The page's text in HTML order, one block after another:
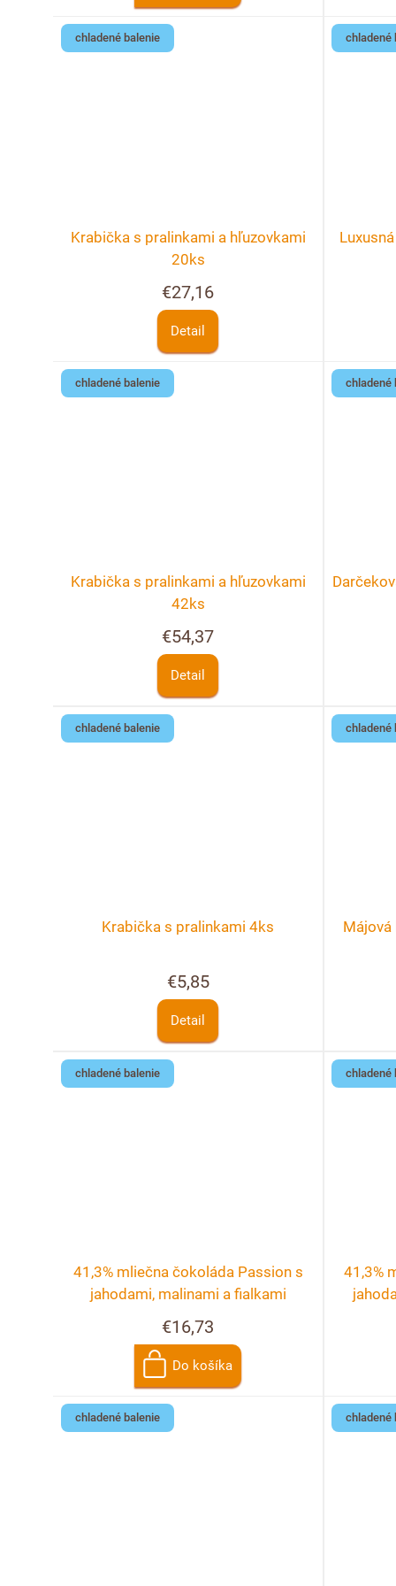
chladené balenie
Krabička s pralinkami a hľuzovkami
20ks
€27,16
Detail
chladené
chladené balenie
Krabička s pralinkami a hľuzovkami
42ks
€54,37
Detail
chladené
chladené balenie
Krabička s pralinkami 4ks
€5,85
Detail
chladené
chladené balenie
41,3% mliečna čokoláda Passion s
jahodami, malinami a fialkami
€16,73
Do košíka
chladené
41,3%
chladené balenie chladené